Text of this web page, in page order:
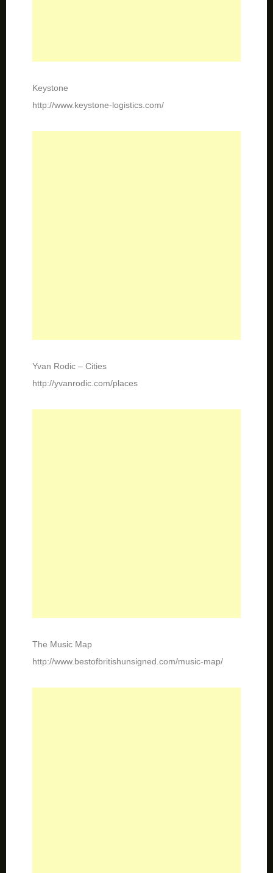
Keystone
http://www.keystone-logistics.com/
Yvan Rodic – Cities
http://yvanrodic.com/places
The Music Map
http://www.bestofbritishunsigned.com/music-map/